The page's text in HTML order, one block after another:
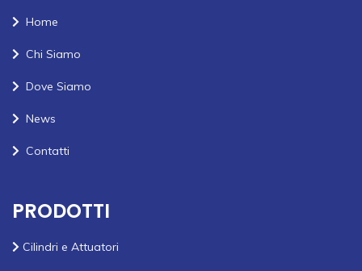
Home
Chi Siamo
Dove Siamo
News
Contatti
PRODOTTI
Cilindri e Attuatori